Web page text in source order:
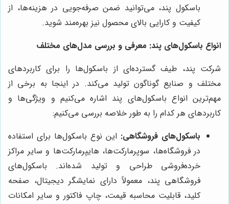
باسکول پند، می‌توانید ضمن صرفه‌جویی در هزینه‌ها، از
کیفیت و کارایی بالای محصول نیز بهره‌مند شوید.
انواع باسکول‌های پند: معرفی و بررسی مدل‌های مختلف
شرکت پند، طیف گسترده‌ای از باسکول‌ها را برای کاربردهای
مختلف و صنایع گوناگون تولید می‌کند. در اینجا به برخی از
مهم‌ترین انواع باسکول‌های پند اشاره می‌کنیم و ویژگی‌ها و
کاربردهای هر کدام را به طور خلاصه بررسی می‌کنیم:
باسکول‌های فروشگاهی: این نوع باسکول‌ها برای استفاده
در فروشگاه‌ها، سوپرمارکت‌ها، هایپرمارکت‌ها و سایر مراکز
خرده‌فروشی طراحی و تولید شده‌اند. باسکول‌های
فروشگاهی پند، معمولاً دارای نمایشگر دیجیتال، صفحه
کلید، قابلیت محاسبه قیمت، چاپ فاکتور و سایر امکانات